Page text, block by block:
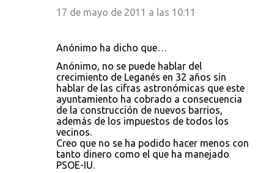
17 de mayo de 2011 a las 10:11
Anónimo ha dicho que…
Anónimo, no se puede hablar del
crecimiento de Leganés en 32 años sin
hablar de las cifras astronómicas que este
ayuntamiento ha cobrado a consecuencia
de la construcción de nuevos barrios,
además de los impuestos de todos los
vecinos.
Creo que no se ha podido hacer menos con
tanto dinero como el que ha manejado
PSOE-IU.